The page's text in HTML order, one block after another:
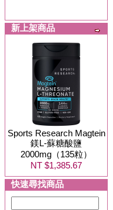
新上架商品
Sports Research Magtein
鎂L-蘇糖酸鹽
2000mg（135粒）
NT $1,385.67
快速尋找商品